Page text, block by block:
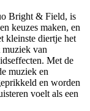
Bright & Field, is
keuzes maken, en
kleinste diertje het
muziek van
Met de
muziek en
en worden
voelt als een